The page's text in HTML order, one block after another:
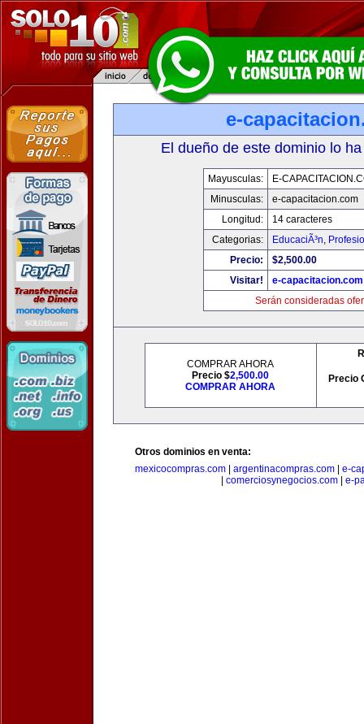
e-
El dueño de este dominio lo
Mayusculas:
E-
Minusculas:
e-capacitacion.com
Longitud:
14 caracteres
Categorias:
EducaciÃ³n,
Precio:
$2,500.00
Visitar!
e-capacitacion.com
Serán consideradas
COMPRAR AHORA
Precio $2,500.00
COMPRAR AHORA
Precio
Otros dominios en venta:
mexicocompras.com
argentinacompras.com
e-
comerciosynegocios.com e-